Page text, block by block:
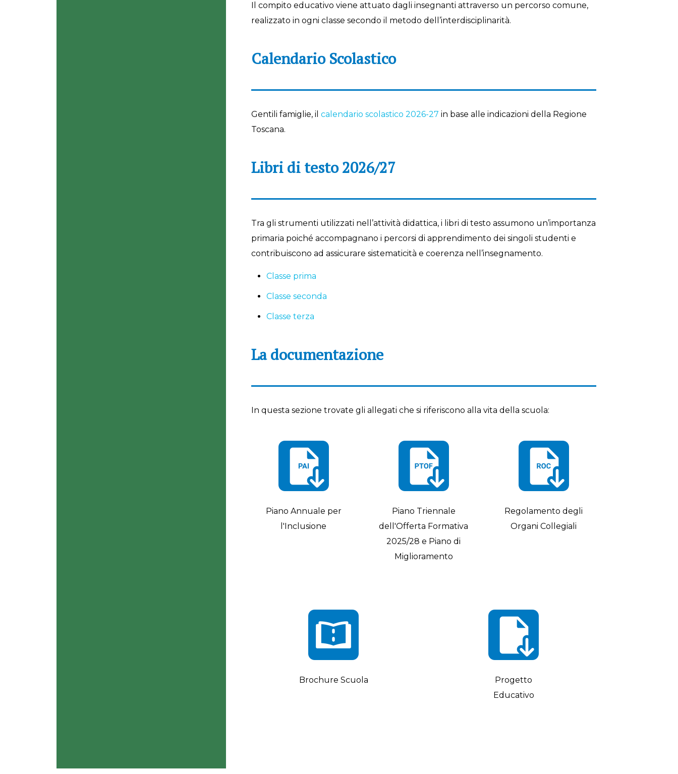
Il compito educativo viene attuato dagli insegnanti attraverso un percorso comune,
realizzato in ogni classe secondo il metodo dell’interdisciplinarità.
Calendario Scolastico
Gentili famiglie, il calendario scolastico 2026-27 in base alle indicazioni della Regione
Toscana.
Libri di testo 2026/27
Tra gli strumenti utilizzati nell’attività didattica, i libri di testo assumono un’importanza
primaria poiché accompagnano i percorsi di apprendimento dei singoli studenti e
contribuiscono ad assicurare sistematicità e coerenza nell’insegnamento.
Classe prima
Classe seconda
Classe terza
La documentazione
In questa sezione trovate gli allegati che si riferiscono alla vita della scuola:
Piano Annuale per
l'Inclusione
Piano Triennale
dell'Offerta Formativa
2025/28 e Piano di
Miglioramento
Regolamento degli
Organi Collegiali
Brochure Scuola
Progetto
Educativo